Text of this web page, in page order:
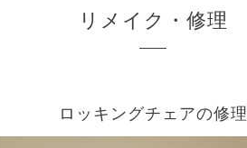
リメイク・修理
ロッキングチェアの修理